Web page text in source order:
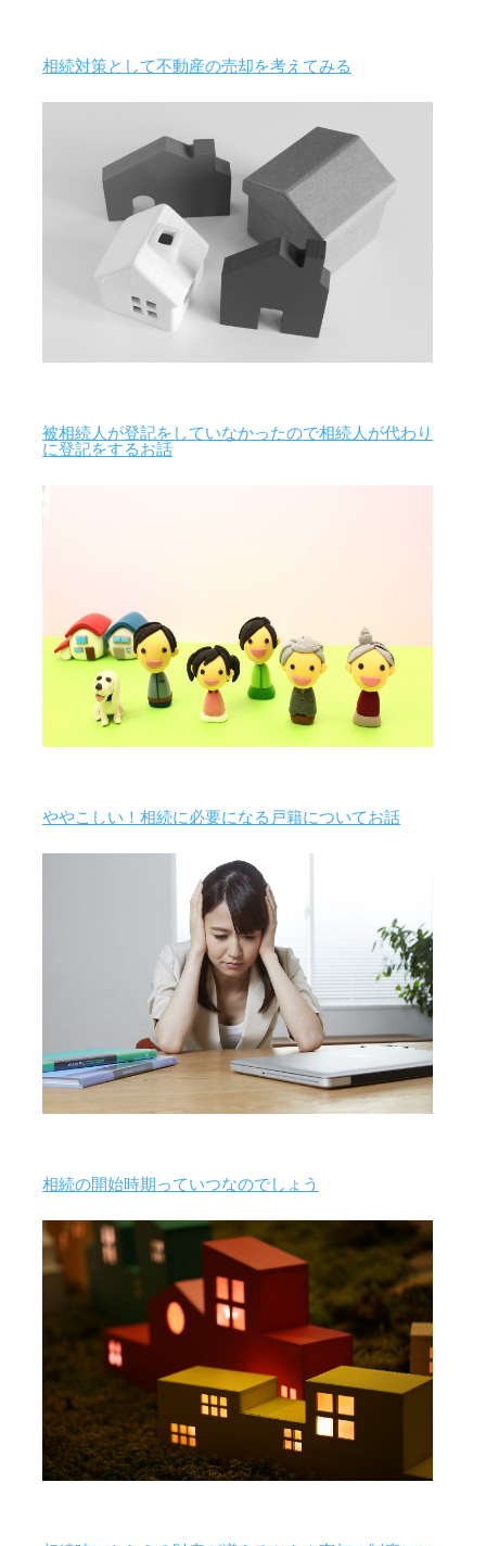
相続対策として不動産の売却を考えてみる
被相続人が登記をしていなかったので相続人が代わり
に登記をするお話
ややこしい！相続に必要になる戸籍についてお話
相続の開始時期っていつなのでしょう